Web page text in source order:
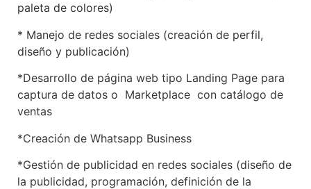
paleta de colores)
* Manejo de redes sociales (creación de perfil,
diseño y publicación)
*Desarrollo de página web tipo Landing Page para
captura de datos o Marketplace con catálogo de
ventas
*Creación de Whatsapp Business
*Gestión de publicidad en redes sociales (diseño de
la publicidad, programación, definición de la